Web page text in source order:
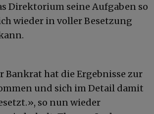
Direktorium seine Aufgaben so
wieder in voller Besetzung
Bankrat hat die Ergebnisse zur
und sich im Detail damit
so nun wieder